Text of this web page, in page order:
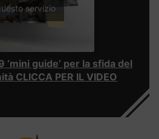
servizio
‘mini guide’ per la sfida del
CLICCA PER IL VIDEO